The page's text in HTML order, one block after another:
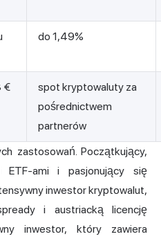
do 1,49%
€
spot kryptowaluty za
pośrednictwem
partnerów
zastosowań. Początkujący,
ETF-ami i pasjonujący się
inwestor kryptowalut,
i austriacką licencję
inwestor, który zawiera